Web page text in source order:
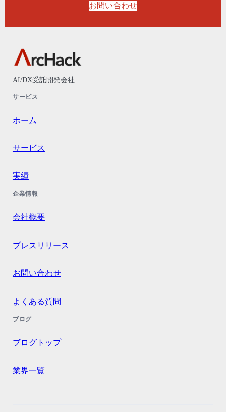
お問い合わせ
AI/DX受託開発会社
サービス
ホーム
サービス
実績
企業情報
会社概要
プレスリリース
お問い合わせ
よくある質問
ブログ
ブログトップ
業界一覧